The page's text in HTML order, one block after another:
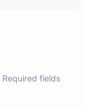
Required fields